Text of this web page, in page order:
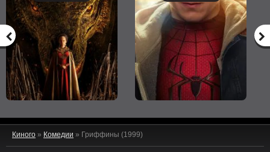
Киного » Комедии » Гриффины (1999)